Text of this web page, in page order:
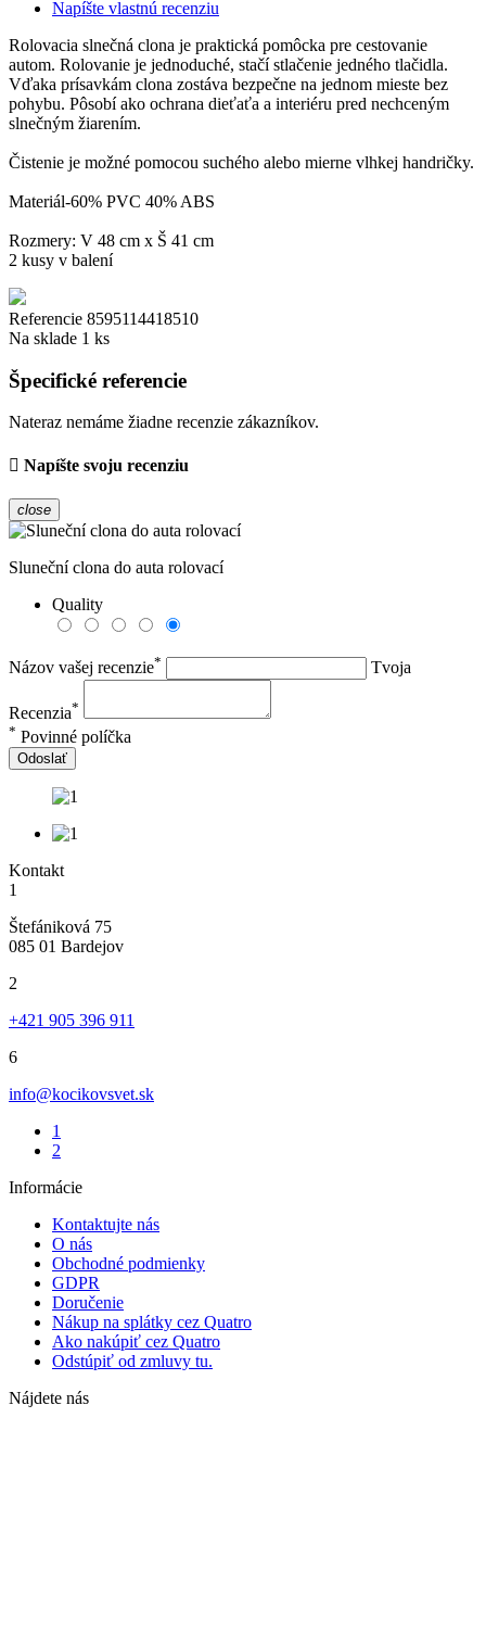
Napíšte vlastnú recenziu
Rolovacia slnečná clona je praktická pomôcka pre cestovanie
autom. Rolovanie je jednoduché, stačí stlačenie jedného tlačidla.
Vďaka prísavkám clona zostáva bezpečne na jednom mieste bez
pohybu. Pôsobí ako ochrana dieťaťa a interiéru pred nechceným
slnečným žiarením.
Čistenie je možné pomocou suchého alebo mierne vlhkej handričky.
Materiál-60% PVC 40% ABS
Rozmery: V 48 cm x Š 41 cm
2 kusy v balení
Referencie 8595114418510
Na sklade 1 ks
Špecifické referencie
Nateraz nemáme žiadne recenzie zákazníkov.
Napíšte svoju recenziu
close
Sluneční clona do auta rolovací
Quality
Názov vašej recenzie* Tvoja
Recenzia*
* Povinné políčka
Odoslať
Kontakt
1
Štefániková 75
085 01 Bardejov
2
+421 905 396 911
6
info@kocikovsvet.sk
1
2
Informácie
Kontaktujte nás
O nás
Obchodné podmienky
GDPR
Doručenie
Nákup na splátky cez Quatro
Ako nakúpiť cez Quatro
Odstúpiť od zmluvy tu.
Nájdete nás